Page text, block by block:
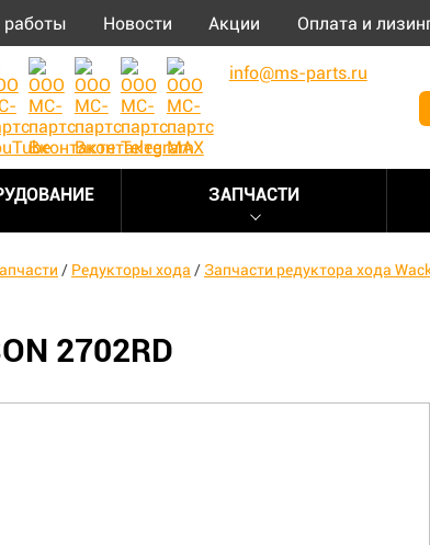
Новости Акции Оплата и
info@ms-parts.ru
ЗАПЧАСТИ
/ Редукторы хода / Запчасти редуктора хода
2702RD